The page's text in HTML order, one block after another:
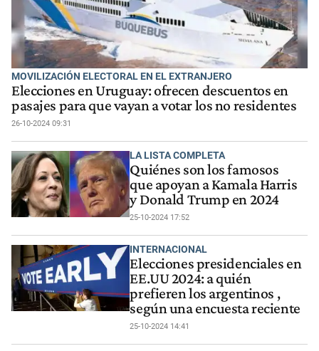
MOVILIZACIÓN ELECTORAL EN EL EXTRANJERO
Elecciones en Uruguay: ofrecen descuentos en
pasajes para que vayan a votar los no residentes
26-10-2024 09:31
LA LISTA COMPLETA
Quiénes son los famosos
que apoyan a Kamala Harris
y Donald Trump en 2024
25-10-2024 17:52
INTERNACIONAL
Elecciones presidenciales en
EE.UU 2024: a quién
prefieren los argentinos ,
según una encuesta reciente
25-10-2024 14:41